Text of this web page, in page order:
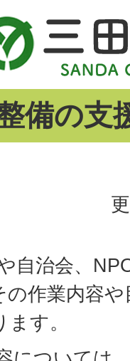
備の支
自治会、
作業内容
す。